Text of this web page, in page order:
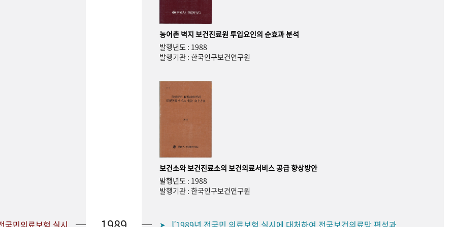
농어촌 벽지 보건진료원 투입요인의 순효과 분석
발행년도 : 1988
발행기관 : 한국인구보건연구원
보건소와 보건진료소의 보건의료서비스 공급 향상방안
발행년도 : 1988
발행기관 : 한국인구보건연구원
➤